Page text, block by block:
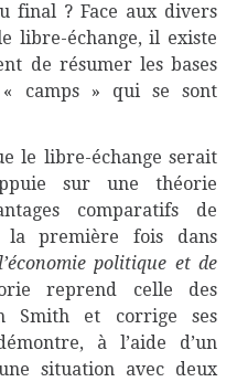
final ? Face aux divers
libre-échange, il existe
de résumer les bases
« camps » qui se sont
le libre-échange serait
sur une théorie
comparatifs de
la première fois dans
politique et de
reprend celle des
Smith et corrige ses
à l’aide d’un
situation avec deux